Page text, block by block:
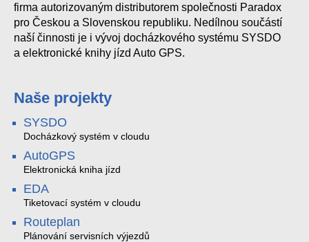
firma autorizovaným distributorem společnosti Paradox
pro Českou a Slovenskou republiku. Nedílnou součástí
naší činnosti je i vývoj docházkového systému SYSDO
a elektronické knihy jízd Auto GPS.
Naše projekty
SYSDO
Docházkový systém v cloudu
AutoGPS
Elektronická kniha jízd
EDA
Tiketovací systém v cloudu
Routeplan
Plánování servisních výjezdů